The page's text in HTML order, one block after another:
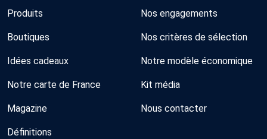
Produits
Boutiques
Idées cadeaux
Notre carte de France
Magazine
Définitions
Nos engagements
Nos critères de sélection
Notre modèle économique
Kit média
Nous contacter